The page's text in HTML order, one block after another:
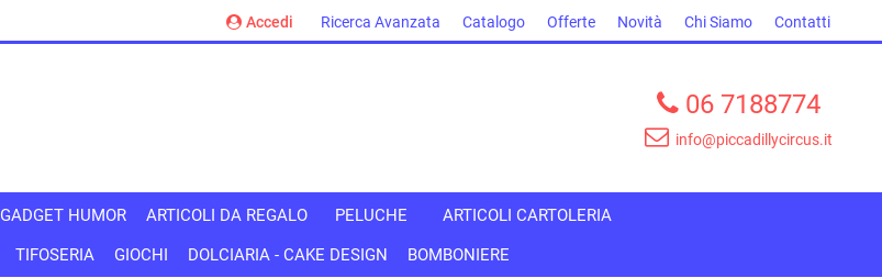
Ricerca Avanzata Catalogo Offerte Novità Chi Siamo Contatti
Accedi
06 7188774
info@piccadillycircus.it
GADGET HUMOR ARTICOLI DA REGALO PELUCHE
ARTICOLI CARTOLERIA
TIFOSERIA GIOCHI DOLCIARIA - CAKE DESIGN BOMBONIERE